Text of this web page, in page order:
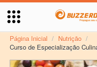
Página Inicial / Nutrição /
Curso de Especialização